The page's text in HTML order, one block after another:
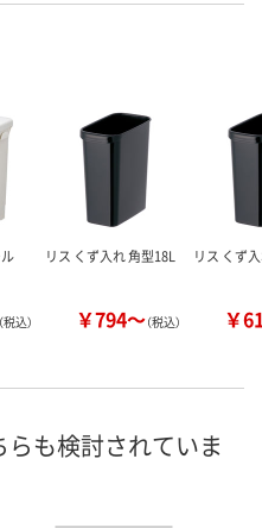
ル
（税込）
リス くず入れ 角型18L
￥794～（税込）
リス くず
￥
も検討されていま